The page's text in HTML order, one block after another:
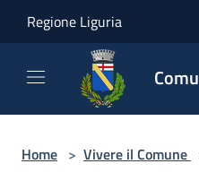
Regione Liguria
Home > Vivere il Comune